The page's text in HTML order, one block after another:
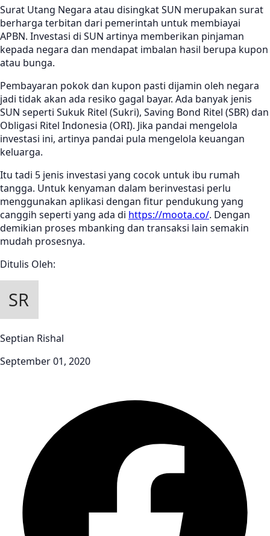
Surat Utang Negara atau disingkat SUN merupakan surat
berharga terbitan dari pemerintah untuk membiayai
APBN. Investasi di SUN artinya memberikan pinjaman
kepada negara dan mendapat imbalan hasil berupa kupon
atau bunga.
Pembayaran pokok dan kupon pasti dijamin oleh negara
jadi tidak akan ada resiko gagal bayar. Ada banyak jenis
SUN seperti Sukuk Ritel (Sukri), Saving Bond Ritel (SBR) dan
Obligasi Ritel Indonesia (ORI). Jika pandai mengelola
investasi ini, artinya pandai pula mengelola keuangan
keluarga.
Itu tadi 5 jenis investasi yang cocok untuk ibu rumah
tangga. Untuk kenyaman dalam berinvestasi perlu
menggunakan aplikasi dengan fitur pendukung yang
canggih seperti yang ada di https://moota.co/. Dengan
demikian proses mbanking dan transaksi lain semakin
mudah prosesnya.
Ditulis Oleh:
Septian Rishal
September 01, 2020